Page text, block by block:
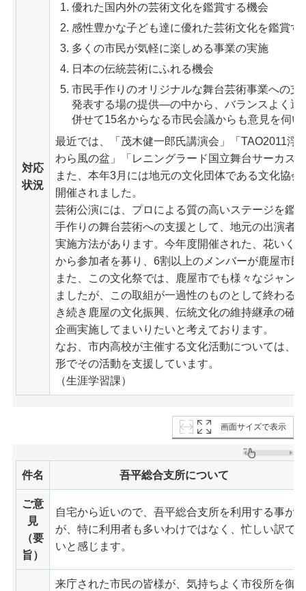
対応
状況
優れた国内外の芸術文化を鑑賞する機会
感性豊かな子ども達に優れた芸術文化を鑑賞す
多くの市民が気軽に楽しめる事業の実施
日本の伝統芸術にふれる機会
市民手作りのオリジナルな舞台芸術事業への
発表する場の提供―の中から、バランスよく選
併せて15名からなる市民会議からも意見を伺
最近では、「茂木健一郎氏講演会」「TAO2011浮
わら風の盆」「レニングラード国立舞台サーカス
また、本年3月には地元の文化団体である文化協
開催されました。
芸術公演には、プロによる質の高いステージを鑑
手作りの舞台芸術への支援として、地元の出演者
実施方法があります。今年度開催された、花いく
から参加者を募り、6割以上のメンバーが鹿屋市
また、この文化祭では、鹿屋市でも様々なジャン
ましたが、この取組が一過性のものとして終わる
き続き鹿屋の文化振興、伝統文化の維持継承の確
企画実施してまいりたいと考えております。
なお、市内高校が主催する文化活動については、
形でその活動を支援しています。
（生涯学習課）
画面サイズで表示
件名 吾平総合支所について
ご意
見
（要
旨）
自宅から近いので、吾平総合支所を利用する事が
が、特に利用者も多いわけではなく、忙しい訳で
いと感じます。
来庁された市民の皆様が、気持ちよく市役所を御